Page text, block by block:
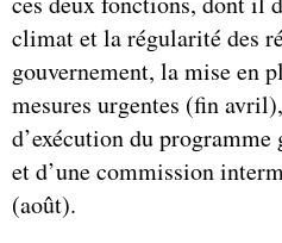
climat et la régularité des
gouvernement, la mise en
mesures urgentes (fin
d’exécution du
et d’une commission
(août).